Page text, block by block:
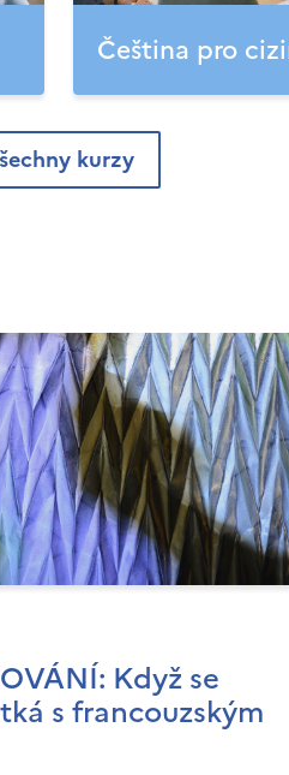
Čeština pro
kurzy
Když se
s francouzským